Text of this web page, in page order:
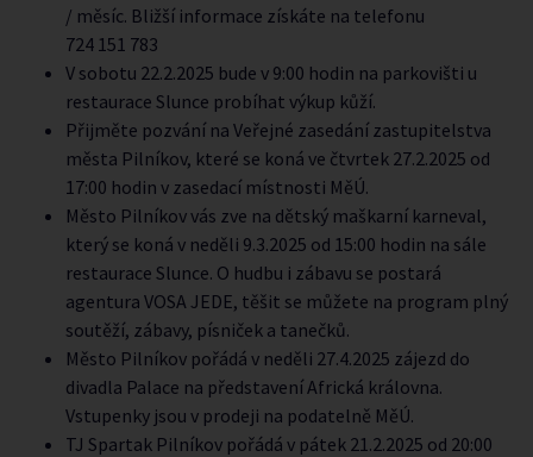
/ měsíc. Bližší informace získáte na telefonu
724 151 783
V sobotu 22.2.2025 bude v 9:00 hodin na parkovišti u
restaurace Slunce probíhat výkup kůží.
Přijměte pozvání na Veřejné zasedání zastupitelstva
města Pilníkov, které se koná ve čtvrtek 27.2.2025 od
17:00 hodin v zasedací místnosti MěÚ.
Město Pilníkov vás zve na dětský maškarní karneval,
který se koná v neděli 9.3.2025 od 15:00 hodin na sále
restaurace Slunce. O hudbu i zábavu se postará
agentura VOSA JEDE, těšit se můžete na program plný
soutěží, zábavy, písniček a tanečků.
Město Pilníkov pořádá v neděli 27.4.2025 zájezd do
divadla Palace na představení Africká královna.
Vstupenky jsou v prodeji na podatelně MěÚ.
TJ Spartak Pilníkov pořádá v pátek 21.2.2025 od 20:00